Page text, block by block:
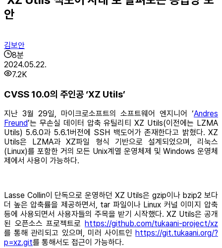
안
김보안
8분
2024.05.22.
7.2K
CVSS 10.0의 주인공 ‘XZ Utils’
지난 3월 29일, 마이크로소프트의 소프트웨어 엔지니어 ‘Andres
Freund’는 무손실 데이터 압축 유틸리티 XZ Utils(이전에는 LZMA
Utils) 5.6.0과 5.6.1버전에 SSH 백도어가 존재한다고 밝혔다. XZ
Utils은 LZMA과 XZ파일 형식 기반으로 설계되었으며, 리눅스
(Linux)를 포함한 거의 모든 Unix계열 운영체제 및 Windows 운영체
제에서 사용이 가능하다.
Lasse Collin이 단독으로 운영하던 XZ Utils은 gzip이나 bzip2 보다
더 높은 압축률을 제공하면서, tar 파일이나 Linux 커널 이미지 압축
등에 사용되면서 사용자들의 주목을 받기 시작했다. XZ Utils은 공개
된 오픈소스 프로젝트로 https://github.com/tukaani-project/xz
를 통해 관리되고 있으며, 미러 사이트인 https://git.tukaani.org/?
p=xz.git를 통해서도 접근이 가능하다.